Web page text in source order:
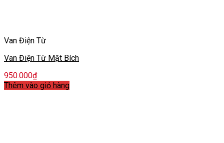
Van Điện Từ
Van Điện Từ Mặt Bích
950.000₫
Thêm vào giỏ hàng